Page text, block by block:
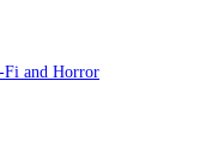
Fi and Horror